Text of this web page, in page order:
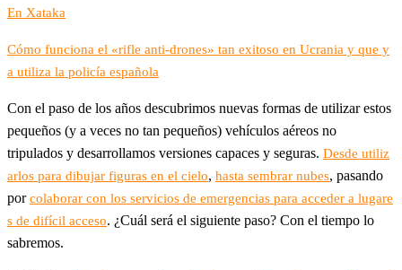
En Xataka
Cómo funciona el «rifle anti-drones» tan exitoso en Ucrania y que y
a utiliza la policía española
Con el paso de los años descubrimos nuevas formas de utilizar estos
pequeños (y a veces no tan pequeños) vehículos aéreos no
tripulados y desarrollamos versiones capaces y seguras. Desde utiliz
arlos para dibujar figuras en el cielo, hasta sembrar nubes, pasando
porcolaborar con los servicios de emergencias para acceder a lugare
s de difícil acceso. ¿Cuál será el siguiente paso? Con el tiempo lo
sabremos.